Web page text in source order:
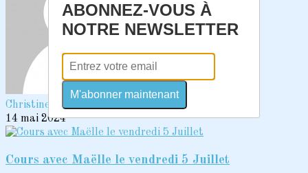
Christine PEREZ
14 mai 2024
Cours avec Maëlle le vendredi 5 Juillet
ABONNEZ-VOUS À
NOTRE NEWSLETTER
M'abonner maintenant